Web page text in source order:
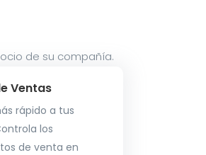
de su compañía.
Ventas
rápido a tus
los
de venta en